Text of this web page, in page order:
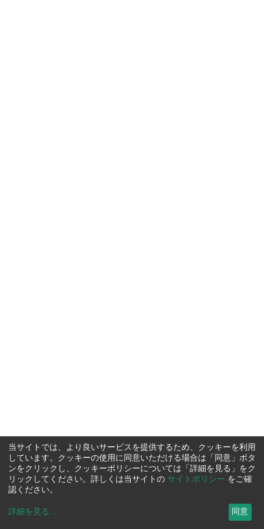
当サイトでは、より良いサービスを提供するため、クッキーを利用
しています。クッキーの使用に同意いただける場合は「同意」ボタ
ンをクリックし、クッキーポリシーについては「詳細を見る」をク
リックしてください。詳しくは当サイトの サイトポリシー をご確
認ください。
詳細を見る ... 同意